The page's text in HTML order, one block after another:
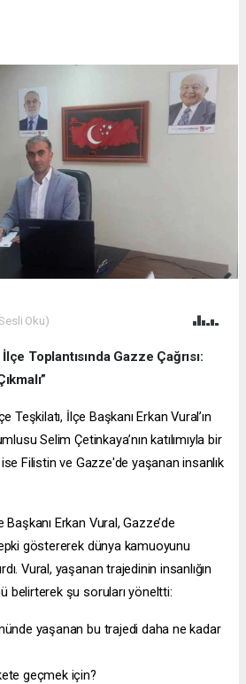
Oku)
Toplantısında Gazze Çağrısı:
Teşkilatı, İlçe Başkanı Erkan Vural’ın
Selim Çetinkaya’nın katılımıyla bir
Filistin ve Gazze'de yaşanan insanlık
Erkan Vural, Gazze’de
göstererek dünya kamuoyunu
Vural, yaşanan trajedinin insanlığın
belirterek şu soruları yöneltti:
yaşanan bu trajedi daha ne kadar
geçmek için?